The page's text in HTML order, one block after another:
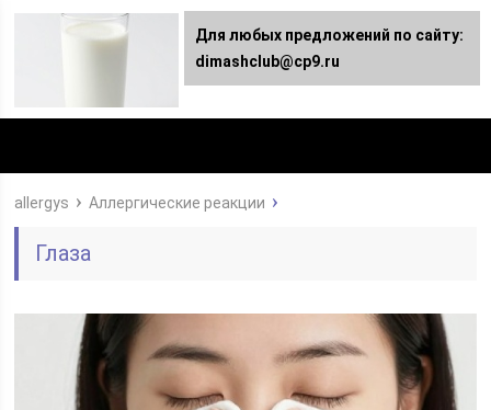
allergys Аллергические реакции
Глаза
Для любых предложений по сайту:
dimashclub@cp9.ru